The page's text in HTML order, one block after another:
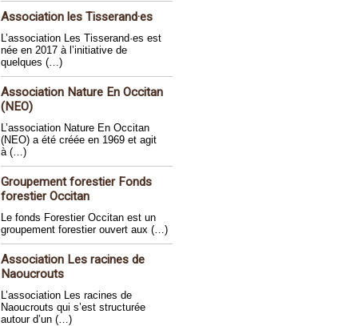
Association les Tisserand·es
L’association Les Tisserand·es est
née en 2017 à l’initiative de
quelques (…)
Association Nature En Occitan
(NEO)
L’association Nature En Occitan
(NEO) a été créée en 1969 et agit
à (…)
Groupement forestier Fonds
forestier Occitan
Le fonds Forestier Occitan est un
groupement forestier ouvert aux (…)
Association Les racines de
Naoucrouts
L’association Les racines de
Naoucrouts qui s’est structurée
autour d’un (…)